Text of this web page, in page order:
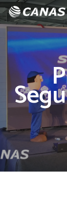
Skip
to
main
content